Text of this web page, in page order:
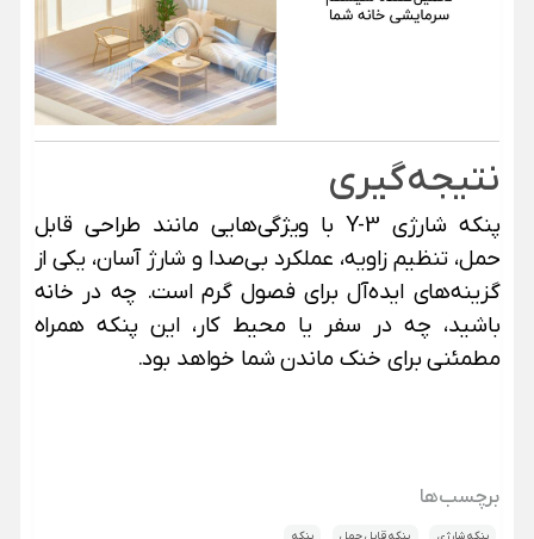
نتیجه‌گیری
پنکه شارژی Y-3 با ویژگی‌هایی مانند طراحی قابل
حمل، تنظیم زاویه، عملکرد بی‌صدا و شارژ آسان، یکی از
گزینه‌های ایده‌آل برای فصول گرم است. چه در خانه
باشید، چه در سفر یا محیط کار، این پنکه همراه
مطمئنی برای خنک ماندن شما خواهد بود.
برچسب‌ها
پنکه شارژی پنکه قابل حمل پنکه